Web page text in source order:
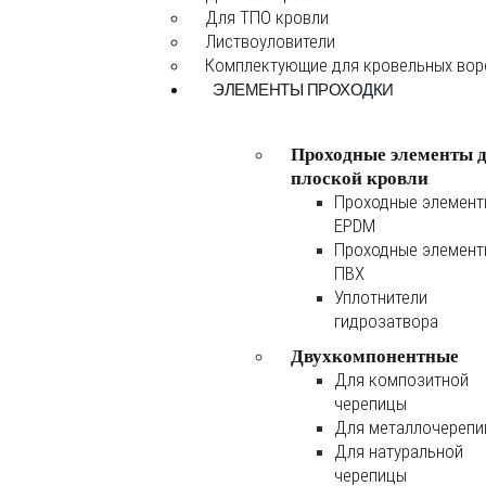
Для ТПО кровли
Листвоуловители
Комплектующие для кровельных
ЭЛЕМЕНТЫ ПРОХОДКИ
Проходные элементы
плоской кровли
Проходные
EPDM
Проходные
ПВХ
Уплотнители
гидрозатвора
Двухкомпонентные
Для композитной
черепицы
Для
Для натуральной
черепицы